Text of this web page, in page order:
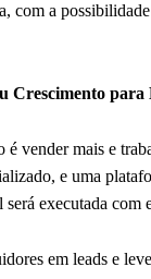
com a
Crescimento
é vender mais e
e uma
executada com
em leads e